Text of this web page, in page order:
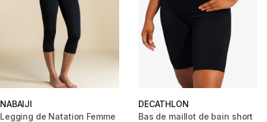
NABAIJI
Legging de Natation Femme
DECATHLON
Bas de maillot de bain short